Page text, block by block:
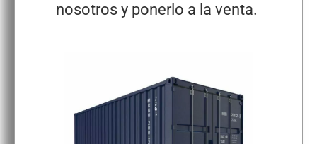
nosotros y ponerlo a la venta.